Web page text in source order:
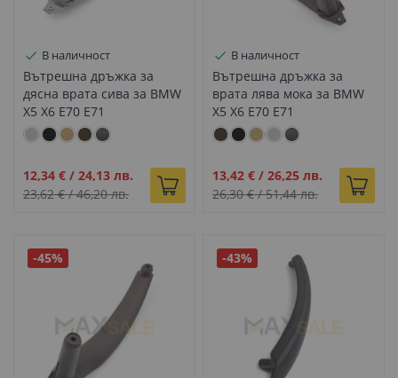
В наличност
Вътрешна дръжка за
дясна врата сива за BMW
X5 X6 E70 E71
Промо
цена
12,34 € / 24,13 лв.
23,62 €/46,20 лв.
В наличност
Вътрешна дръжка за
врата лява мока за BMW
X5 X6 E70 E71
Промо
цена
13,42 € /26,25 лв.
26,30 €/51,44 лв.
-45% -43%